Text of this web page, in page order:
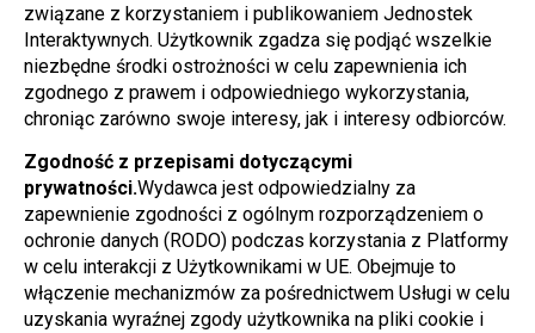
związane z korzystaniem i publikowaniem Jednostek
Interaktywnych. Użytkownik zgadza się podjąć wszelkie
niezbędne środki ostrożności w celu zapewnienia ich
zgodnego z prawem i odpowiedniego wykorzystania,
chroniąc zarówno swoje interesy, jak i interesy odbiorców.
Zgodność z przepisami dotyczącymi
prywatności.Wydawca jest odpowiedzialny za
zapewnienie zgodności z ogólnym rozporządzeniem o
ochronie danych (RODO) podczas korzystania z Platformy
w celu interakcji z Użytkownikami w UE. Obejmuje to
włączenie mechanizmów za pośrednictwem Usługi w celu
uzyskania wyraźnej zgody użytkownika na pliki cookie i